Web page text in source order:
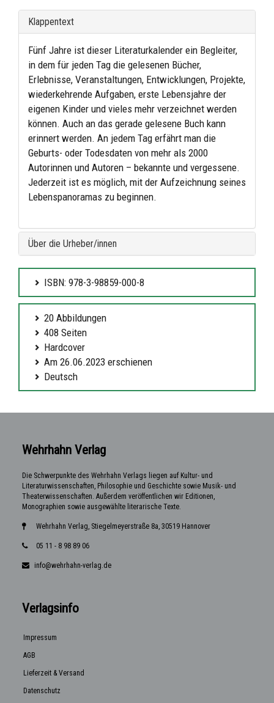
Klappentext
Fünf Jahre ist dieser Literaturkalender ein Begleiter,
in dem für jeden Tag die gelesenen Bücher,
Erlebnisse, Veranstaltungen, Entwicklungen, Projekte,
wiederkehrende Aufgaben, erste Lebensjahre der
eigenen Kinder und vieles mehr verzeichnet werden
können. Auch an das gerade gelesene Buch kann
erinnert werden. An jedem Tag erfährt man die
Geburts- oder Todesdaten von mehr als 2000
Autorinnen und Autoren – bekannte und vergessene.
Jederzeit ist es möglich, mit der Aufzeichnung seines
Lebenspanoramas zu beginnen.
Über die Urheber/innen
ISBN: 978-3-98859-000-8
20 Abbildungen
408 Seiten
Hardcover
Am 26.06.2023 erschienen
Deutsch
Wehrhahn Verlag
Die Schwerpunkte des Wehrhahn Verlags liegen auf Kultur- und
Literaturwissenschaften, Philosophie und Geschichte sowie Musik- und
Theaterwissenschaften. Außerdem veröffentlichen wir Editionen,
Monographien sowie ausgewählte literarische Texte.
Wehrhahn Verlag, Stiegelmeyerstraße 8a, 30519 Hannover
05 11 - 8 98 89 06
info@wehrhahn-verlag.de
Verlagsinfo
Impressum
AGB
Lieferzeit & Versand
Datenschutz